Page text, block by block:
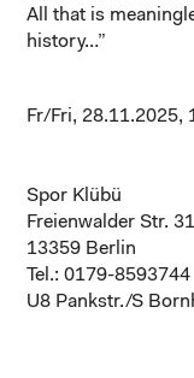
All that is
history…”
Fr/Fri, 28.11.2025,
Spor Klübü
Freienwalder Str. 31
13359 Berlin
Tel.: 0179-8593744
U8 Pankstr./S